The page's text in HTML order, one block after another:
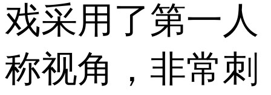
戏采用了第一人
称视角，非常刺